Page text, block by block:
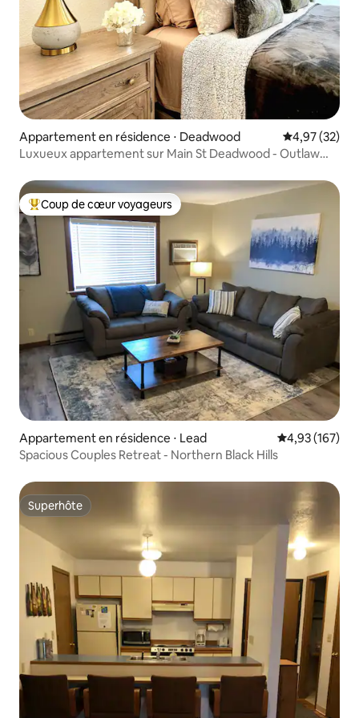
Appartement en résidence ⋅ Deadwood Évaluation
4,97 (32)
Luxueux appartement sur Main St Deadwood - Outlaw
Coups de cœur voyageurs les plus appréciés
Coup de cœur voyageurs
Appartement en résidence ⋅ Lead Évaluation
4,93 (167)
Spacious Couples Retreat - Northern Black Hills
Superhôte
Superhôte